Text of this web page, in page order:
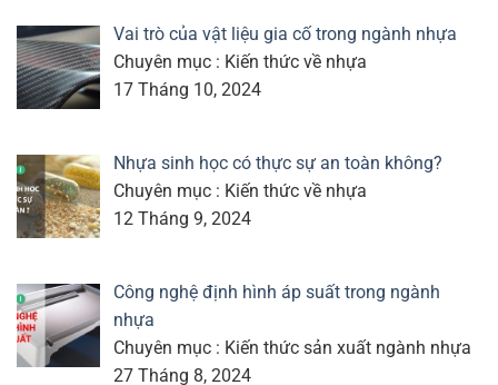
Vai trò của vật liệu gia cố trong ngành nhựa
Chuyên mục : Kiến thức về nhựa
17 Tháng 10, 2024
Nhựa sinh học có thực sự an toàn không?
Chuyên mục : Kiến thức về nhựa
12 Tháng 9, 2024
Công nghệ định hình áp suất trong ngành
nhựa
Chuyên mục : Kiến thức sản xuất ngành nhựa
27 Tháng 8, 2024